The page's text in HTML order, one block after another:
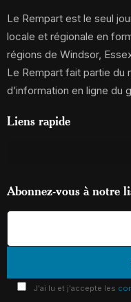
Le Rempart est le seul
locale et régionale en
régions de Windsor,
Le Rempart fait partie du
d’information en ligne du
Liens rapide
Abonnez-vous à notre
J'ai lu et j'accepte les